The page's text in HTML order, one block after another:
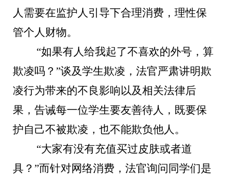
人需要在监护人引导下合理消费，理性保
管个人财物。
“如果有人给我起了不喜欢的外号，算
欺凌吗？”谈及学生欺凌，法官严肃讲明欺
凌行为带来的不良影响以及相关法律后
果，告诫每一位学生要友善待人，既要保
护自己不被欺凌，也不能欺负他人。
“大家有没有充值买过皮肤或者道
具？”而针对网络消费，法官询问同学们是